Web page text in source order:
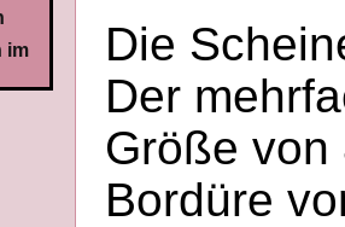
im
Die
Der
Größe von
Bordüre